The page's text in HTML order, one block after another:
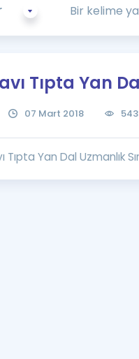
Tıpta Yan
07 Mart 2018
Tıpta Yan Dal Uzmanlık